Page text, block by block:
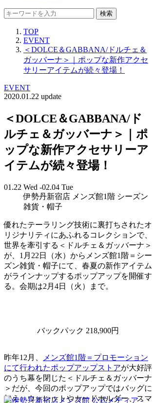
検索
TOP
EVENT
＜DOLCE＆GABBANA/ドルチェ＆
ガッバーナ＞｜ポップな新作アクセ
サリーアイテムが続々登場！
EVENT
2020.01.22 update
＜DOLCE＆GABBANA/ド
ルチェ＆ガッバーナ＞｜ポ
ップな新作アクセサリーア
イテムが続々登場！
01.22 Wed -02.04 Tue
伊勢丹新宿店 メンズ館1階 シーズン
雑貨・帽子
優れたテーラリング技術に裏打ちされたオ
リジナリティにあふれるコレクションで、
世界を牽引する＜ドルチェ＆ガッバーナ＞
が、1月22日（水）からメンズ館1階＝シー
ズン雑貨・帽子にて、春夏の新作アイテム
がラインナップするポップアップを開催す
る。会期は2月4日（火）まで。
バックパック 218,900円
昨年12月、
メンズ館1階＝プロモーション
にて行われたポップアップストアが大好評
のうち幕を閉じた＜ドルチェ＆ガッバーナ
＞だが、今回のポップアップではバッグに
加え、ウォレットやカードホルダー、スマ